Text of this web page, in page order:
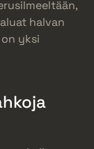
halvan
on yksi